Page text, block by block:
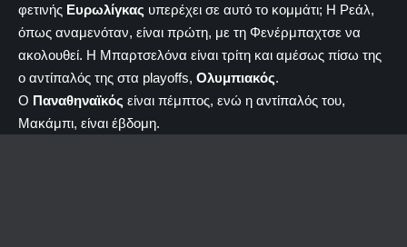
φετινής Ευρωλίγκας υπερέχει σε αυτό το κομμάτι; Η Ρεάλ,
όπως αναμενόταν, είναι πρώτη, με τη Φενέρμπαχτσε να
ακολουθεί. Η Μπαρτσελόνα είναι τρίτη και αμέσως πίσω της
ο αντίπαλός της στα playoffs, Ολυμπιακός.
Ο Παναθηναϊκός είναι πέμπτος, ενώ η αντίπαλός του,
Μακάμπι, είναι έβδομη.